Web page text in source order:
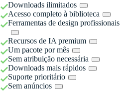
Downloads ilimitados
Acesso completo à biblioteca
Ferramentas de design profissionais
Recursos de IA premium
Um pacote por mês
Sem atribuição necessária
Downloads mais rápidos
Suporte prioritário
Sem anúncios